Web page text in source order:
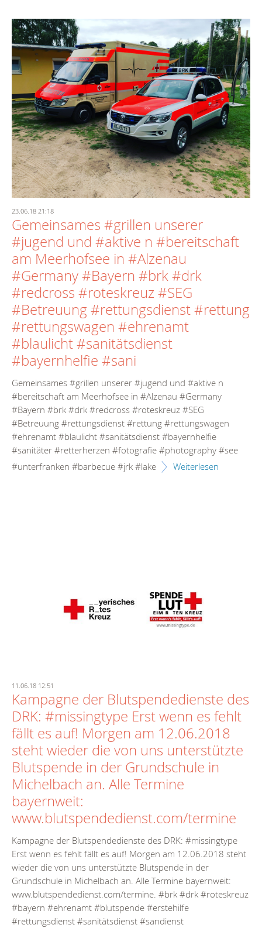
23.06.18 21:18
Gemeinsames #grillen unserer
#jugend und #aktive n #bereitschaft
am Meerhofsee in #Alzenau
#Germany #Bayern #brk #drk
#redcross #roteskreuz #SEG
#Betreuung #rettungsdienst #rettung
#rettungswagen #ehrenamt
#blaulicht #sanitätsdienst
#bayernhelfie #sani
Gemeinsames #grillen unserer #jugend und #aktive n
#bereitschaft am Meerhofsee in #Alzenau #Germany
#Bayern #brk #drk #redcross #roteskreuz #SEG
#Betreuung #rettungsdienst #rettung #rettungswagen
#ehrenamt #blaulicht #sanitätsdienst #bayernhelfie
#sanitäter #retterherzen #fotografie #photography #see
#unterfranken #barbecue #jrk #lake
Weiterlesen
11.06.18 12:51
Kampagne der Blutspendedienste des
DRK: #missingtype Erst wenn es fehlt
fällt es auf! Morgen am 12.06.2018
steht wieder die von uns unterstützte
Blutspende in der Grundschule in
Michelbach an. Alle Termine
bayernweit:
www.blutspendedienst.com/termine
Kampagne der Blutspendedienste des DRK: #missingtype
Erst wenn es fehlt fällt es auf! Morgen am 12.06.2018 steht
wieder die von uns unterstützte Blutspende in der
Grundschule in Michelbach an. Alle Termine bayernweit:
www.blutspendedienst.com/termine. #brk #drk #roteskreuz
#bayern #ehrenamt #blutspende #erstehilfe
#rettungsdienst #sanitätsdienst #sandienst